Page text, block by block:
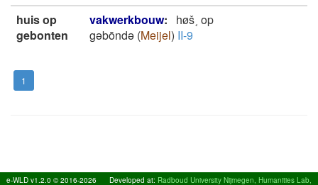
huis op
gebonten
vakwerkbouw:
høš˱ op
gǝbōndǝ (Meijel) II-9
1
e-WLD v1.2.0 © 2016-2026 Developed at: Radboud University Nijmegen, Humanities Lab,